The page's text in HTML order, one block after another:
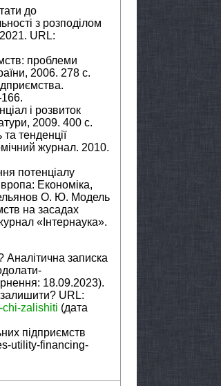
до
з розподілом
URL:
проблеми
2006. 278 с.
і розвиток
2009. 400 с.
тенденції
журнал. 2010.
потенціалу
Економіка,
О. Ю. Модель
на засадах
«Інтернаука».
Аналітична записка
18.09.2023).
URL:
-chi-zalishiti (дата
підприємств
utility-financing-